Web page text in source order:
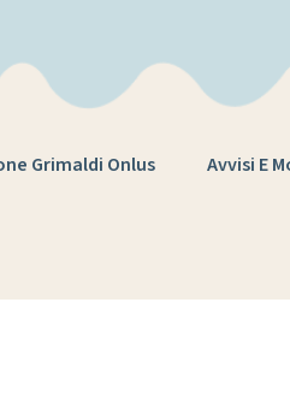
Grimaldi Onlus Avvisi E